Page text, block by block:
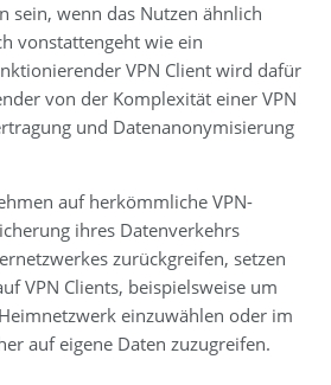
sein, wenn das Nutzen ähnlich
vonstattengeht wie ein
VPN Client wird dafür
von der Komplexität einer VPN
und Datenanonymisierung
auf herkömmliche VPN-
ihres Datenverkehrs
zurückgreifen, setzen
VPN Clients, beispielsweise um
einzuwählen oder im
auf eigene Daten zuzugreifen.